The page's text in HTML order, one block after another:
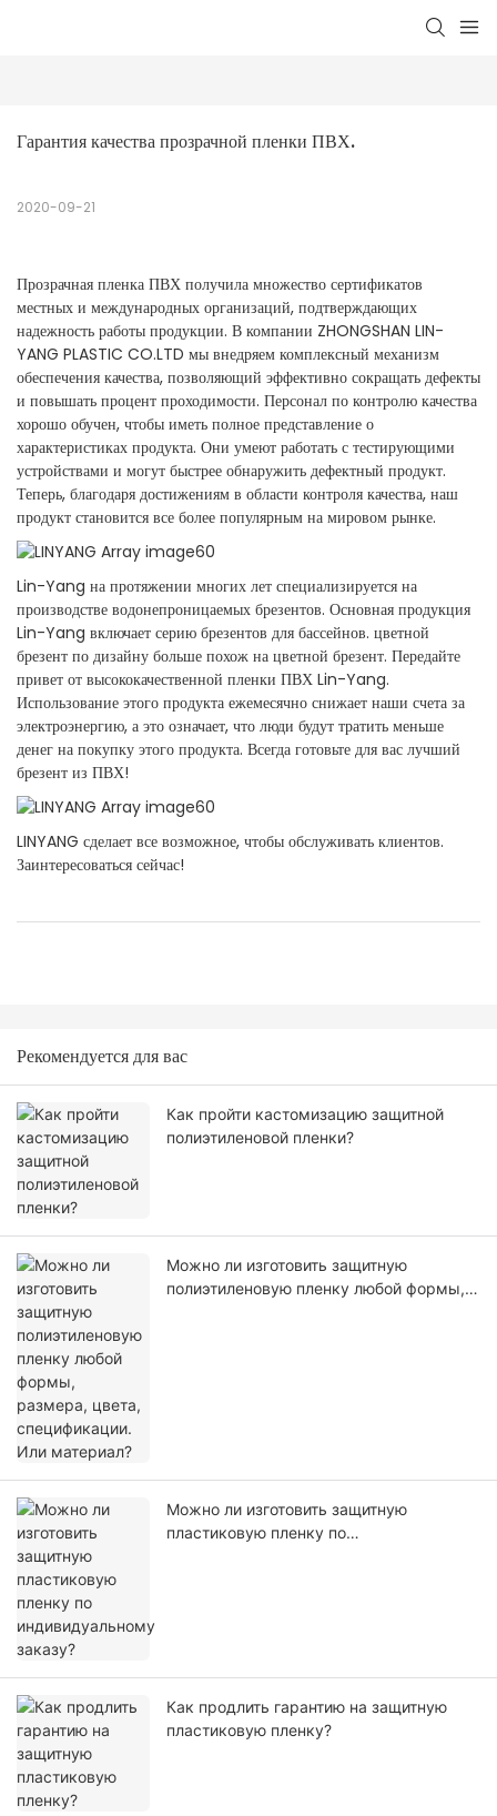
Гарантия качества прозрачной пленки ПВХ.
2020-09-21
Прозрачная пленка ПВХ получила множество сертификатов
местных и международных организаций, подтверждающих
надежность работы продукции. В компании ZHONGSHAN LIN-
YANG PLASTIC CO.LTD мы внедряем комплексный механизм
обеспечения качества, позволяющий эффективно сокращать дефекты
и повышать процент проходимости. Персонал по контролю качества
хорошо обучен, чтобы иметь полное представление о
характеристиках продукта. Они умеют работать с тестирующими
устройствами и могут быстрее обнаружить дефектный продукт.
Теперь, благодаря достижениям в области контроля качества, наш
продукт становится все более популярным на мировом рынке.
Lin-Yang на протяжении многих лет специализируется на
производстве водонепроницаемых брезентов. Основная продукция
Lin-Yang включает серию брезентов для бассейнов. цветной
брезент по дизайну больше похож на цветной брезент. Передайте
привет от высококачественной пленки ПВХ Lin-Yang.
Использование этого продукта ежемесячно снижает наши счета за
электроэнергию, а это означает, что люди будут тратить меньше
денег на покупку этого продукта. Всегда готовьте для вас лучший
брезент из ПВХ!
LINYANG сделает все возможное, чтобы обслуживать клиентов.
Заинтересоваться сейчас!
Рекомендуется для вас
Как пройти кастомизацию защитной
полиэтиленовой пленки?
Можно ли изготовить защитную
полиэтиленовую пленку любой формы,
Можно ли изготовить защитную
пластиковую пленку по
Как продлить гарантию на защитную
пластиковую пленку?